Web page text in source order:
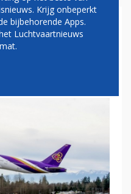
NOG
VLUCHTEN
Krijg onbeperkt
bijbehorende Apps.
Luchtvaartnieuws